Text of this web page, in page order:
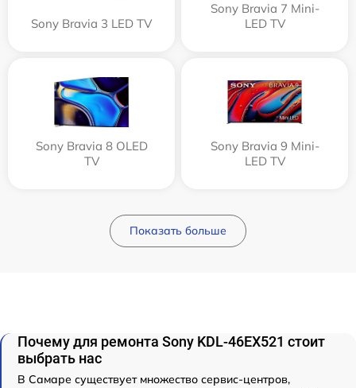
Sony Bravia 3 LED TV
Sony Bravia 7 Mini-
LED TV
Sony Bravia 8 OLED
TV
Sony Bravia 9 Mini-
LED TV
Показать больше
Почему для ремонта Sony KDL-46EX521 стоит
выбрать нас
В Самаре существует множество сервис-центров,